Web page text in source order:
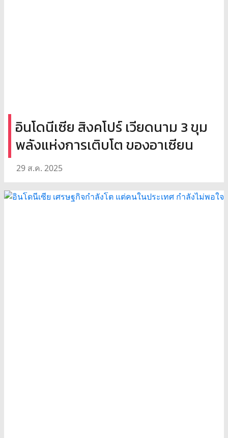
อินโดนีเซีย สิงคโปร์ เวียดนาม 3 ขุม
พลังแห่งการเติบโต ของอาเซียน
29 ส.ค. 2025